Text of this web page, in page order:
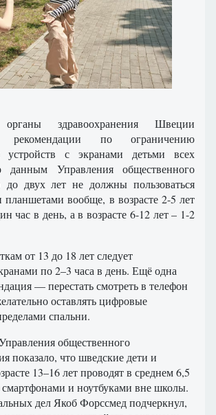
органы здравоохранения Швеции
рекомендации по ограничению
устройств с экранами детьми всех
данным Управления общественного
до двух лет не должны пользоваться
вообще, в возрасте 2-5 лет
час в день, а в возрасте 6-12 лет – 1-2
от 13 до 18 лет следует
по 2–3 часа в день. Ещё одна
— перестать смотреть в телефон
оставлять цифровые
спальни.
общественного
показало, что шведские дети и
13–16 лет проводят в среднем 6,5
смартфонами и ноутбуками вне школы.
дел Якоб Форссмед подчеркнул,